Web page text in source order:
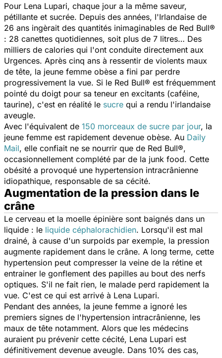
Pour Lena Lupari, chaque jour a la même saveur,
pétillante et sucrée. Depuis des années, l'Irlandaise de
26 ans ingèrait des quantités inimaginables de Red Bull®
: 28 canettes quotidiennes, soit plus de 7 litres… Des
milliers de calories qui l'ont conduite directement aux
Urgences. Après cinq ans à ressentir de violents maux
de tête, la jeune femme obèse a fini par perdre
progressivement la vue. Si le Red Bull® est fréquemment
pointé du doigt pour sa teneur en excitants (caféine,
taurine), c'est en réalité le sucre qui a rendu l'irlandaise
aveugle.
Avec l'équivalent de 150 morceaux de sucre par jour, la
jeune femme est rapidement devenue obèse. Au Daily
Mail, elle confiait ne se nourrir que de Red Bull®,
occasionnellement complété par de la junk food. Cette
obésité a provoqué une hypertension intracrânienne
idiopathique, responsable de sa cécité.
Augmentation de la pression dans le
crâne
Le cerveau et la moelle épinière sont baignés dans un
liquide : le liquide céphalorachidien. Lorsqu'il est mal
drainé, à cause d'un surpoids par exemple, la pression
augmente rapidement dans le crâne. A long terme, cette
hypertension peut compresser la veine de la rétine et
entrainer le gonflement des papilles au bout des nerfs
optiques. S'il ne fait rien, le malade perd rapidement la
vue. C'est ce qui est arrivé à Lena Lupari.
Pendant des années, la jeune femme a ignoré les
premiers signes de l'hypertension intracrânienne, les
maux de tête notamment. Alors que les médecins
auraient pu prévenir cette cécité, Lena Lupari est
définitivement devenue aveugle. Dans 10% des cas,